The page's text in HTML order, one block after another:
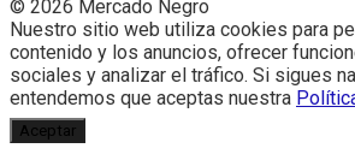
© 2026 Mercado Negro
Nuestro sitio web utiliza cookies para
contenido y los anuncios, ofrecer
sociales y analizar el tráfico. Si sigues
entendemos que aceptas nuestra
Aceptar